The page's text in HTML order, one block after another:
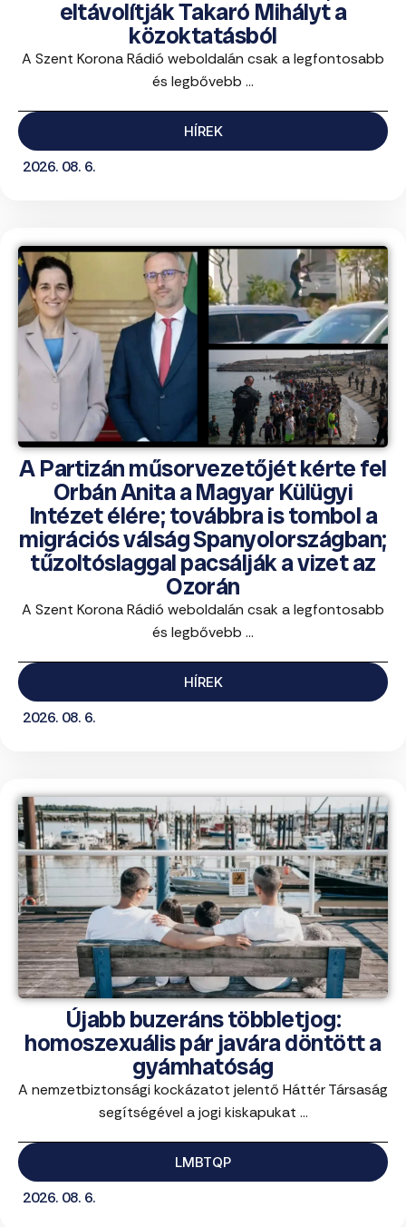
eltávolítják Takaró Mihályt a
közoktatásból
A Szent Korona Rádió weboldalán csak a legfontosabb
és legbővebb ...
HÍREK
2026. 08. 6.
A Partizán műsorvezetőjét kérte fel
Orbán Anita a Magyar Külügyi
Intézet élére; továbbra is tombol a
migrációs válság Spanyolországban;
tűzoltóslaggal pacsálják a vizet az
Ozorán
A Szent Korona Rádió weboldalán csak a legfontosabb
és legbővebb ...
HÍREK
2026. 08. 6.
Újabb buzeráns többletjog:
homoszexuális pár javára döntött a
gyámhatóság
A nemzetbiztonsági kockázatot jelentő Háttér Társaság
segítségével a jogi kiskapukat ...
LMBTQP
2026. 08. 6.